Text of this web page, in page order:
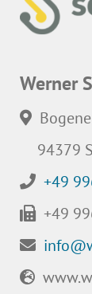
Werner
94379
+49
+49